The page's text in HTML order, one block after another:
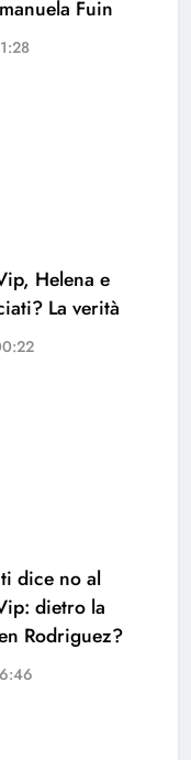
Fuin
Helena e
La verità
dice no al
dietro la
Rodriguez?